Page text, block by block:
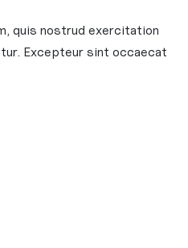
quis nostrud exercitation
Excepteur sint occaecat